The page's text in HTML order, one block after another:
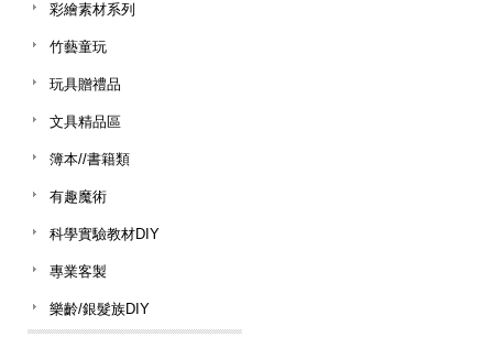
彩繪素材系列
竹藝童玩
玩具贈禮品
文具精品區
簿本//書籍類
有趣魔術
科學實驗教材DIY
專業客製
樂齡/銀髮族DIY